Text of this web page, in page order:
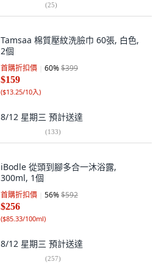
(25)
Tamsaa 棉質壓紋洗臉巾 60張, 白色,
2個
首購折扣價 60%$399
$159
($13.25/10入)
8/12 星期三 預計送達
(133)
iBodle 從頭到腳多合一沐浴露,
300ml, 1個
首購折扣價 56%$592
$256
($85.33/100ml)
8/12 星期三 預計送達
(257)